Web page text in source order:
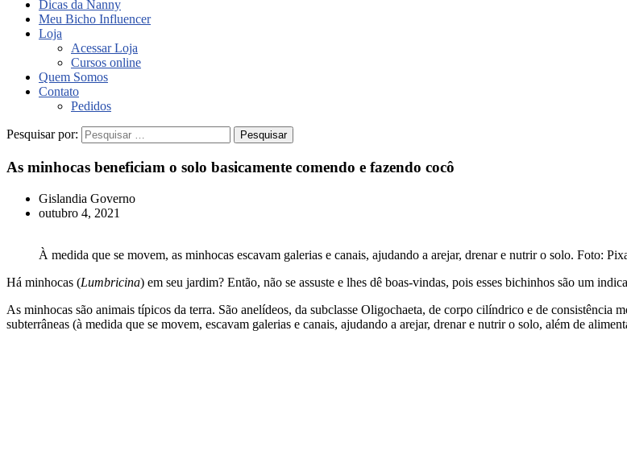
Dicas da Nanny
Meu Bicho Influencer
Loja
Acessar Loja
Cursos online
Quem Somos
Contato
Pedidos
Pesquisar por:
As minhocas beneficiam o solo basicamente comendo e fazendo cocô
Gislandia Governo
outubro 4, 2021
À medida que se movem, as minhocas escavam galerias e canais, ajudando a arejar, drenar e nutrir o solo. Foto:
Há minhocas (Lumbricina) em seu jardim? Então, não se assuste e lhes dê boas-vindas, pois esses bichinhos são um
As minhocas são animais típicos da terra. São anelídeos, da subclasse Oligochaeta, de corpo cilíndrico e de consistência
subterrâneas (à medida que se movem, escavam galerias e canais, ajudando a arejar, drenar e nutrir o solo, além de